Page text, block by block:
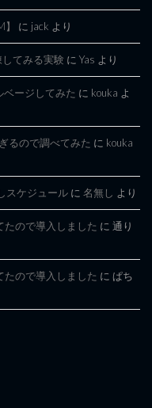
に jack より
てみる実験 に Yas より
ベージしてみた に kouka よ
るので調べてみた に kouka
スケジュール に 名無し より
たので導入しました に 通り
たので導入しました に ぱち